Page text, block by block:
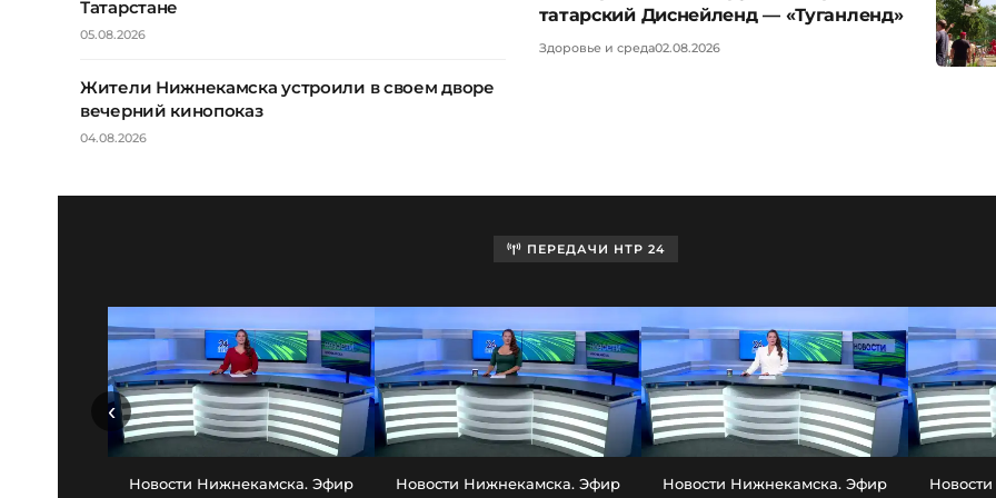
Татарстане
05.08.2026
Жители Нижнекамска устроили в своем дворе
вечерний кинопоказ
04.08.2026
татарский Диснейленд — «Туганленд»
Здоровье и среда02.08.2026
ПЕРЕДАЧИ НТР 24
Новости Нижнекамска. Эфир
Новости Нижнекамска. Эфир
Новости Нижнекамска. Эфир
‹